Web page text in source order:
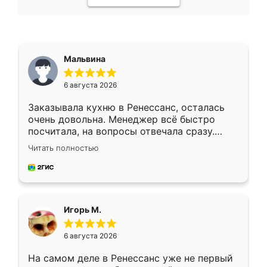
Мальвина
6 августа 2026
Заказывала кухню в Ренессанс, осталась
очень довольна. Менеджер всё быстро
посчитала, на вопросы отвечала сразу.
Замерщик приехал в субботу, подошёл к
делу со всей ответственностью. Собрали
за день, ребята работали аккуратно, даже
Читать полностью
Игорь М.
6 августа 2026
На самом деле в Ренессанс уже не первый